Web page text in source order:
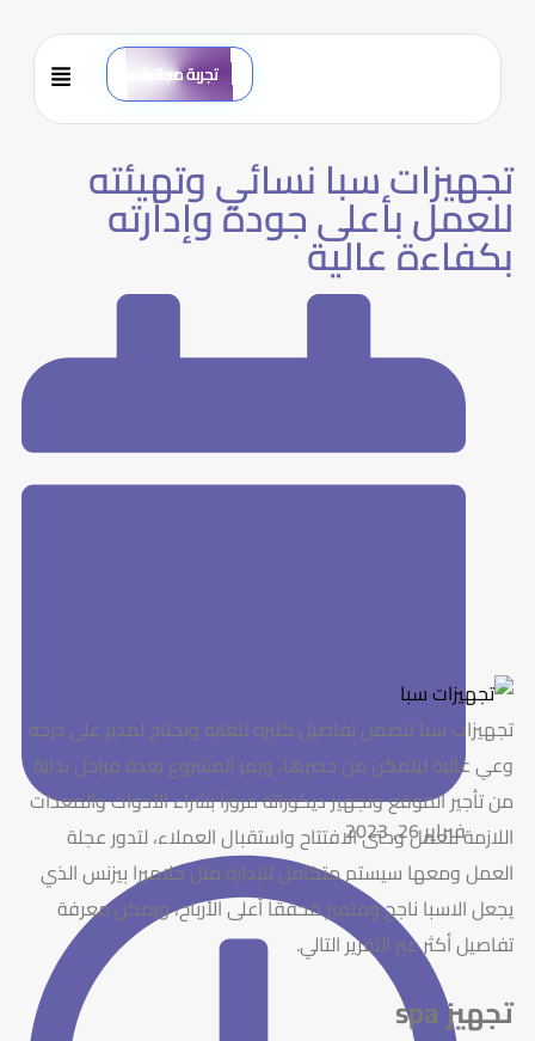
تجربة مجانية
تجهيزات سبا نسائي وتهيئته
للعمل بأعلى جودة وإدارته
بكفاءة عالية
فبراير 26, 2023
تجهيزات سبا تتضمن تفاصيل كثيرة للغاية وتحتاج لمدير على درجة
وعي عالية ليتمكن من حصرها، ويمر المشروع بعدة مراحل بداية
من تأجير الموقع وتجهيز ديكوراته مروراً بشراء الأدوات والمعدات
اللازمة للعمل وحتى الافتتاح واستقبال العملاء، لتدور عجلة
العمل ومعها سيستم متكامل للإدارة مثل جلاميرا بيزنس الذي
يجعل الاسبا ناجح ومتميز مُحققًا أعلى الأرباح، ويمكن معرفة
تفاصيل أكثر عبر التقرير التالي.
تجهيز spa